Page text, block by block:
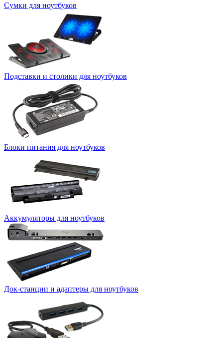
Сумки для ноутбуков
Подставки и столики для ноутбуков
Блоки питания для ноутбуков
Аккумуляторы для ноутбуков
Док-станции и адаптеры для ноутбуков